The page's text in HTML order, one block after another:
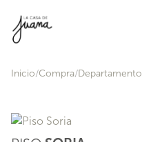
Inicio Compra Departamento